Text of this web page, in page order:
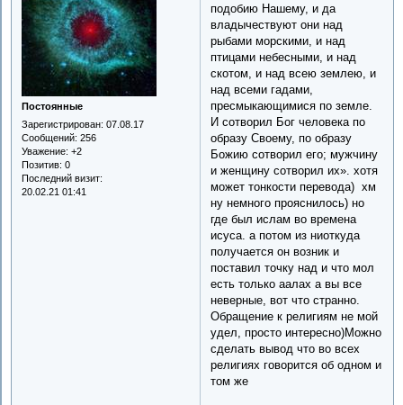
Постоянные
Зарегистрирован: 07.08.17
Сообщений: 256
Уважение: +2
Позитив: 0
Последний визит:
20.02.21 01:41
подобию Нашему, и да
владычествуют они над
рыбами морскими, и над
птицами небесными, и над
скотом, и над всею землею, и
над всеми гадами,
пресмыкающимися по земле.
И сотворил Бог человека по
образу Своему, по образу
Божию сотворил его; мужчину
и женщину сотворил их». хотя
может тонкости перевода) хм
ну немного прояснилось) но
где был ислам во времена
исуса. а потом из ниоткуда
получается он возник и
поставил точку над и что мол
есть только аалах а вы все
неверные, вот что странно.
Обращение к религиям не мой
удел, просто интересно)Можно
сделать вывод что во всех
религиях говорится об одном и
том же